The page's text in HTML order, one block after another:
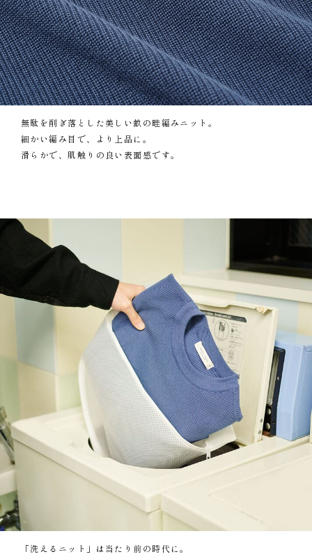
無駄を削ぎ落とした美しい畝の畦編みニット。
細かい編み目で、より上品に。
滑らかで、肌触りの良い表面感です。
「洗えるニット」は当たり前の時代に。